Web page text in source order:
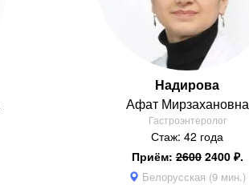
Надирова
Афат Мирзахановна
Гастроэнтеролог
Стаж: 42 года
Приём:26002400 ₽.
Белорусская (9 мин.)